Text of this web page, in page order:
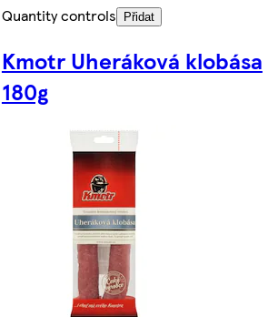
Quantity controls
Přidat
Kmotr Uheráková klobása
180g